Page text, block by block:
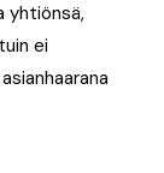
yhtiönsä,
ei